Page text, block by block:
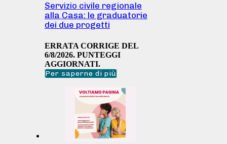
Servizio civile regionale
alla Casa: le graduatorie
dei due progetti
ERRATA CORRIGE DEL
6/8/2026. PUNTEGGI
AGGIORNATI.
Per saperne di più